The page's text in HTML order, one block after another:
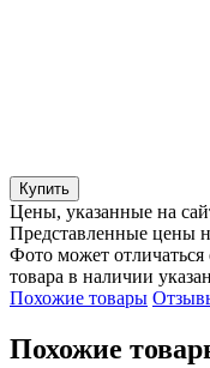
Купить
Цены, указанные на
Представленные цены
Фото может отличаться
товара в наличии
Похожие товары
Похожие